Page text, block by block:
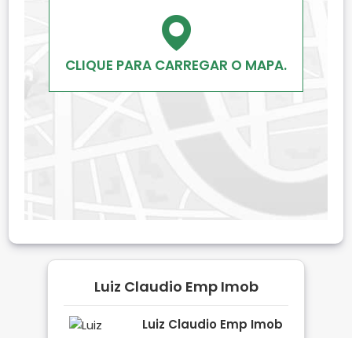
CLIQUE PARA CARREGAR O MAPA.
Luiz Claudio Emp Imob
Luiz Claudio Emp Imob